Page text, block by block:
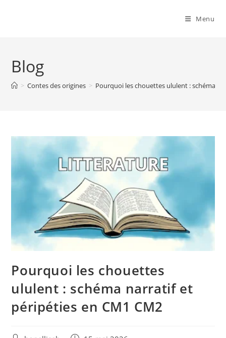
Menu
Blog
> Contes des origines > Pourquoi les chouettes ululent : schéma
Pourquoi les chouettes
ululent : schéma narratif et
péripéties en CM1 CM2